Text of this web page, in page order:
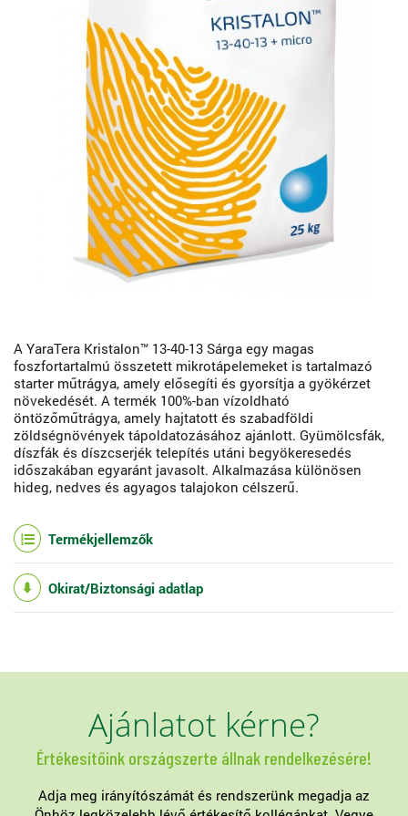
A YaraTera Kristalon™ 13-40-13 Sárga egy magas
foszfortartalmú összetett mikrotápelemeket is tartalmazó
starter műtrágya, amely elősegíti és gyorsítja a gyökérzet
növekedését. A termék 100%-ban vízoldható
öntözőműtrágya, amely hajtatott és szabadföldi
zöldségnövények tápoldatozásához ajánlott. Gyümölcsfák,
díszfák és díszcserjék telepítés utáni begyökeresedés
időszakában egyaránt javasolt. Alkalmazása különösen
hideg, nedves és agyagos talajokon célszerű.
Termékjellemzők
Okirat/Biztonsági adatlap
Ajánlatot kérne?
Értékesítőink országszerte állnak rendelkezésére!
Adja meg irányítószámát és rendszerünk megadja az